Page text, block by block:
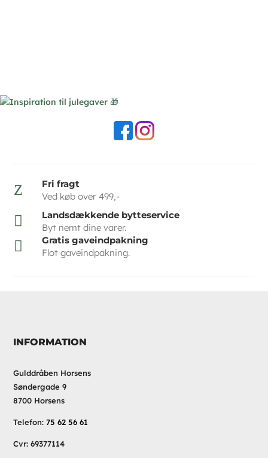
Z
Fri fragt
Ved køb over 499,-

Landsdækkende bytteservice
Byt nemt dine varer.

Gratis gaveindpakning
Flot gaveindpakning.
INFORMATION
Gulddråben Horsens
Søndergade 9
8700 Horsens
Telefon:75 62 56 61
Cvr: 69377114